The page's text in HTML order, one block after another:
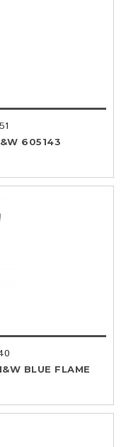
605143
BLUE FLAME